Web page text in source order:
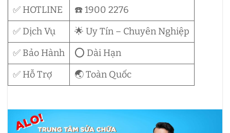
✅ HOTLINE
☎️ 1900 2276
✅ Dịch Vụ
🌟 Uy Tín – Chuyên Nghiệp
✅ Bảo Hành
⭕ Dài Hạn
✅ Hỗ Trợ
🌏 Toàn Quốc